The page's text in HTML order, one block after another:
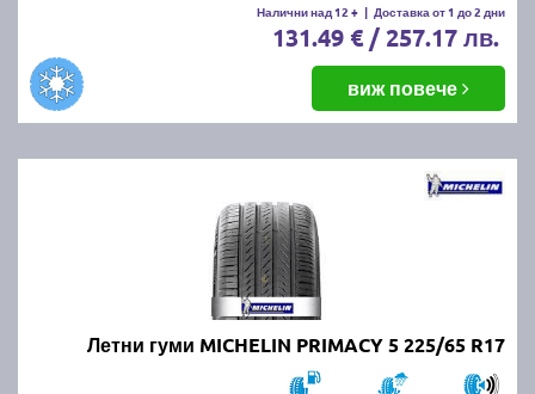
Налични над 12 + | Доставка от 1 до 2 дни
131.49 € / 257.17 лв.
виж повече
Летни гуми MICHELIN PRIMACY 5 225/65 R17